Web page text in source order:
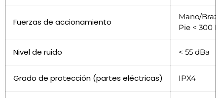
Fuerzas de accionamiento
Mano/
Pie < 300 N
Nivel de ruido < 55 dBa
Grado de protección (partes eléctricas) IPX4